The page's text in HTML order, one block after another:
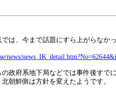
は、今まで話題にすら上がらなか
news/
政府系地下局などでは事件後す
朝鮮側は方針を変えたようです。